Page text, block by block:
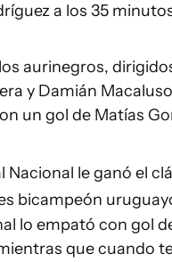
a los 35
aurinegros,
y Damián
un gol de Matías
Nacional le ganó el
bicampeón
lo empató con gol
que cuando